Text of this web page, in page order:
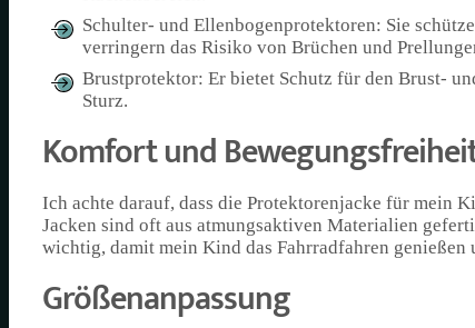
Schulter- und Ellenbogenprotektoren: Sie
verringern das Risiko von Brüchen und
Brustprotektor: Er bietet Schutz für den Brust-
Sturz.
Komfort und
Ich achte darauf, dass die Protektorenjacke für mein
Jacken sind oft aus atmungsaktiven Materialien
wichtig, damit mein Kind das Fahrradfahren genießen
Größenanpassung